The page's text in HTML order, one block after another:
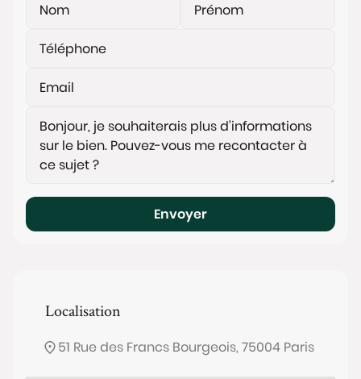
Envoyer
Localisation
51 Rue des Francs Bourgeois, 75004 Paris